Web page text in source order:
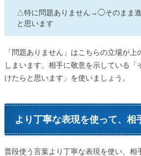
△特に問題ありません→◯そのまま
と思います
「問題ありません」はこちらの立場が
しまいます。相手に敬意を示している「
けたらと思います」を使いましょう。
より丁寧な表現を使って、相
普段使う言葉より丁寧な表現を使い、相